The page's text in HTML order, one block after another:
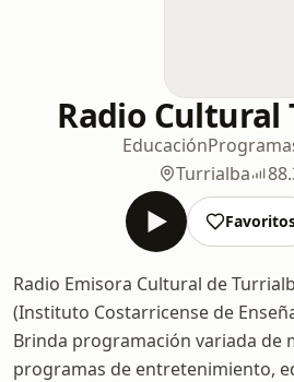
Radio Cultural
Educación
Turrialba
Radio Emisora Cultural de
(Instituto Costarricense de
Brinda programación variada de
programas de entretenimiento,